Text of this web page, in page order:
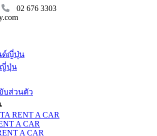
02 676 3303
ด์ญี่ปุ่น
ญี่ปุ่น
บส่วนตัว
RENT A CAR
A CAR
A CAR